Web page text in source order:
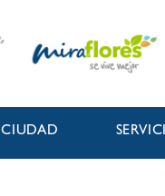
CIUDAD